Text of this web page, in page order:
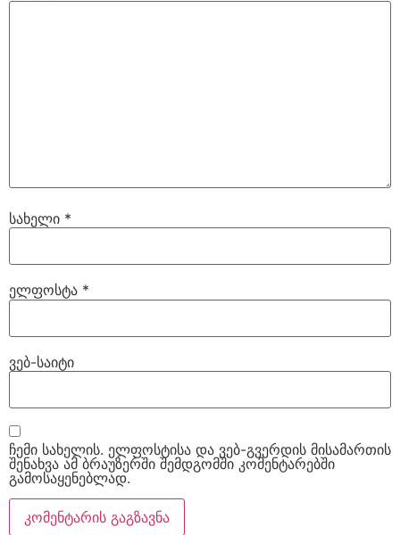
სახელი *
ელფოსტა *
ვებ-საიტი
ჩემი სახელის. ელფოსტისა და ვებ-გვერდის მისამართის
შენახვა ამ ბრაუზერში შემდგომში კომენტარებში
გამოსაყენებლად.